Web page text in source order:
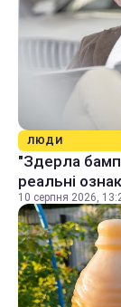
ЛЮДИ
"Здерла
реальні
10 серпня 2026,